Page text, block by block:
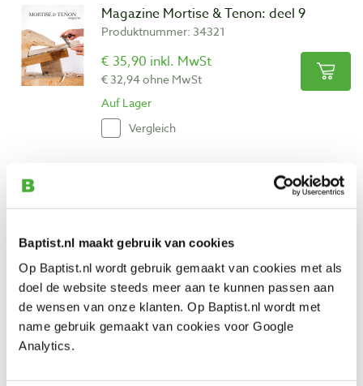
Baptist.nl maakt gebruik van cookies
Op Baptist.nl wordt gebruik gemaakt van cookies met als
doel de website steeds meer aan te kunnen passen aan
de wensen van onze klanten. Op Baptist.nl wordt met
name gebruik gemaakt van cookies voor Google
Analytics.
Magazine Mortise & Tenon: deel 9
Produktnummer: 34321
€ 35,90 inkl. MwSt
€ 32,94 ohne MwSt
Auf Lager
Vergleich
Magazine Mortise & Tenon: deel 10
€ 32,94 ohne MwSt
Auf Lager
Vergleich